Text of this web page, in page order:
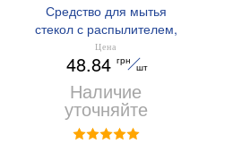
Средство для мытья
стекол с распылителем,
500 мл, Buroclean,
1070060
Цена
48.84 грн
шт
Наличие
уточняйте